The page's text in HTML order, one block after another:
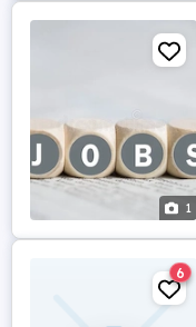
1
6